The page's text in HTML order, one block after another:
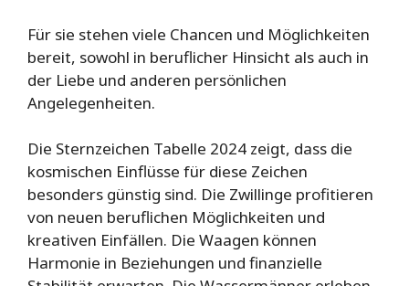
Für sie stehen viele Chancen und Möglichkeiten
bereit, sowohl in beruflicher Hinsicht als auch in
der Liebe und anderen persönlichen
Angelegenheiten.
Die Sternzeichen Tabelle 2024 zeigt, dass die
kosmischen Einflüsse für diese Zeichen
besonders günstig sind. Die Zwillinge profitieren
von neuen beruflichen Möglichkeiten und
kreativen Einfällen. Die Waagen können
Harmonie in Beziehungen und finanzielle